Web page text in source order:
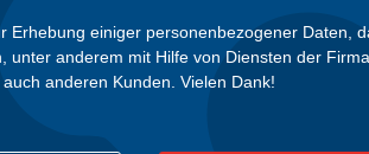
einiger personenbezogener Daten,
anderem mit Hilfe von Diensten der
anderen Kunden. Vielen Dank!